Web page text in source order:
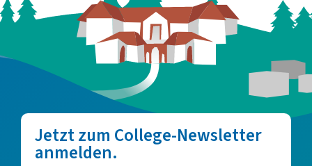
Jetzt zum College-Newsletter
anmelden.